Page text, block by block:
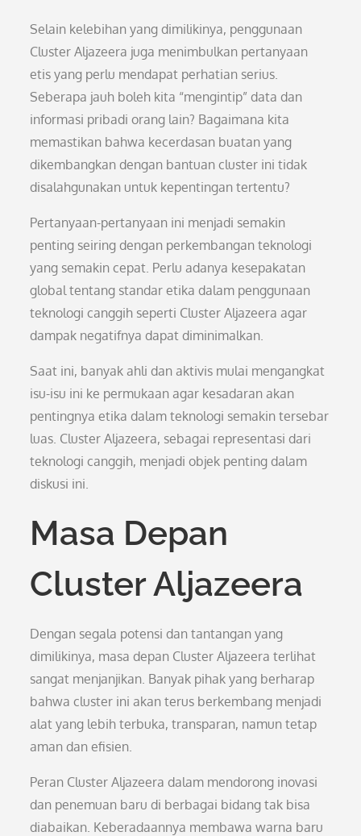
Selain kelebihan yang dimilikinya, penggunaan
Cluster Aljazeera juga menimbulkan pertanyaan
etis yang perlu mendapat perhatian serius.
Seberapa jauh boleh kita “mengintip” data dan
informasi pribadi orang lain? Bagaimana kita
memastikan bahwa kecerdasan buatan yang
dikembangkan dengan bantuan cluster ini tidak
disalahgunakan untuk kepentingan tertentu?
Pertanyaan-pertanyaan ini menjadi semakin
penting seiring dengan perkembangan teknologi
yang semakin cepat. Perlu adanya kesepakatan
global tentang standar etika dalam penggunaan
teknologi canggih seperti Cluster Aljazeera agar
dampak negatifnya dapat diminimalkan.
Saat ini, banyak ahli dan aktivis mulai mengangkat
isu-isu ini ke permukaan agar kesadaran akan
pentingnya etika dalam teknologi semakin tersebar
luas. Cluster Aljazeera, sebagai representasi dari
teknologi canggih, menjadi objek penting dalam
diskusi ini.
Masa Depan
Cluster Aljazeera
Dengan segala potensi dan tantangan yang
dimilikinya, masa depan Cluster Aljazeera terlihat
sangat menjanjikan. Banyak pihak yang berharap
bahwa cluster ini akan terus berkembang menjadi
alat yang lebih terbuka, transparan, namun tetap
aman dan efisien.
Peran Cluster Aljazeera dalam mendorong inovasi
dan penemuan baru di berbagai bidang tak bisa
diabaikan. Keberadaannya membawa warna baru